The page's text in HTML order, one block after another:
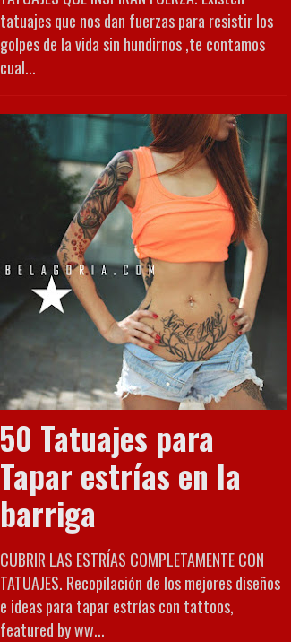
tatuajes que nos dan fuerzas para resistir los
golpes de la vida sin hundirnos ,te contamos
cual...
50 Tatuajes para
Tapar estrías en la
barriga
CUBRIR LAS ESTRÍAS COMPLETAMENTE CON
TATUAJES. Recopilación de los mejores diseños
e ideas para tapar estrías con tattoos,
featured by ww...